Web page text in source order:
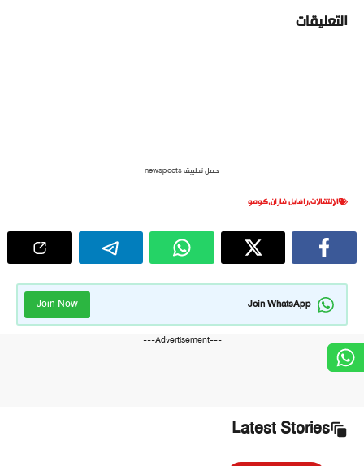
التعليقات
حمل تطبيق newspoots
الإنتقالات,رافايل فاران,كومو
Join WhatsApp
Join Now
---Advertisement---
Latest Stories